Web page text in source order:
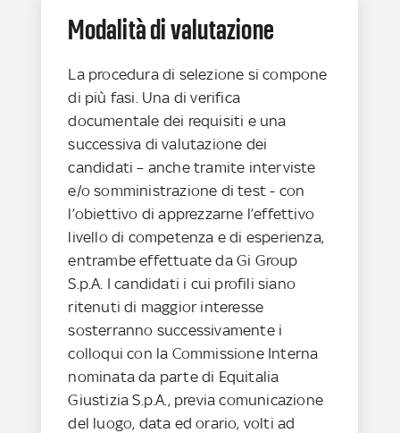
Modalità di valutazione
La procedura di selezione si compone
di più fasi. Una di verifica
documentale dei requisiti e una
successiva di valutazione dei
candidati – anche tramite interviste
e/o somministrazione di test - con
l’obiettivo di apprezzarne l’effettivo
livello di competenza e di esperienza,
entrambe effettuate da Gi Group
S.p.A. I candidati i cui profili siano
ritenuti di maggior interesse
sosterranno successivamente i
colloqui con la Commissione Interna
nominata da parte di Equitalia
Giustizia S.p.A., previa comunicazione
del luogo, data ed orario, volti ad